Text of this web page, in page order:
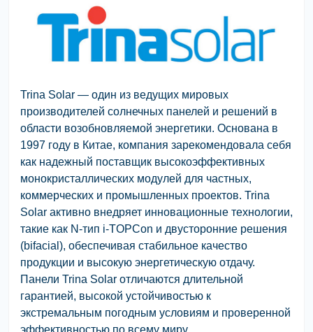
Trina Solar — один из ведущих мировых
производителей солнечных панелей и решений в
области возобновляемой энергетики. Основана в
1997 году в Китае, компания зарекомендовала себя
как надежный поставщик высокоэффективных
монокристаллических модулей для частных,
коммерческих и промышленных проектов. Trina
Solar активно внедряет инновационные технологии,
такие как N-тип i-TOPCon и двусторонние решения
(bifacial), обеспечивая стабильное качество
продукции и высокую энергетическую отдачу.
Панели Trina Solar отличаются длительной
гарантией, высокой устойчивостью к
экстремальным погодным условиям и проверенной
эффективностью по всему миру.